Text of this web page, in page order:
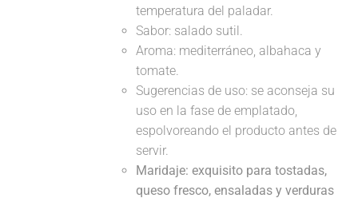
temperatura del paladar.
Sabor: salado sutil.
Aroma: mediterráneo, albahaca y
tomate.
Sugerencias de uso: se aconseja su
uso en la fase de emplatado,
espolvoreando el producto antes de
servir.
Maridaje: exquisito para tostadas,
queso fresco, ensaladas y verduras